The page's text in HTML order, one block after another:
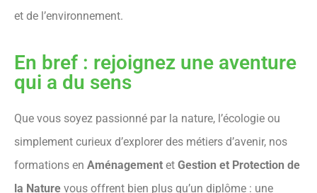
et de l’environnement.
En bref : rejoignez une aventure
qui a du sens
Que vous soyez passionné par la nature, l’écologie ou
simplement curieux d’explorer des métiers d’avenir, nos
formations en Aménagement et Gestion et Protection de
la Nature vous offrent bien plus qu’un diplôme : une